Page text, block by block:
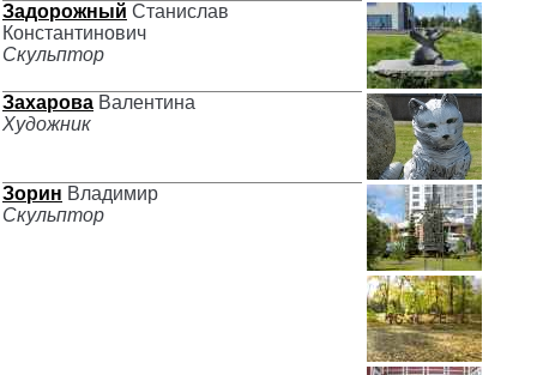
Задорожный Станислав
Константинович
Скульптор
Захарова Валентина
Художник
Зорин Владимир
Скульптор